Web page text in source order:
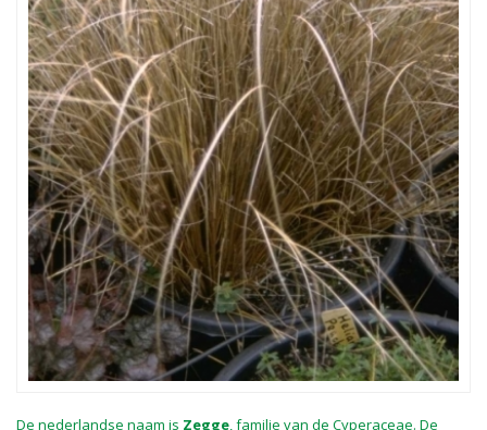
De nederlandse naam is Zegge, familie van de Cyperaceae. De